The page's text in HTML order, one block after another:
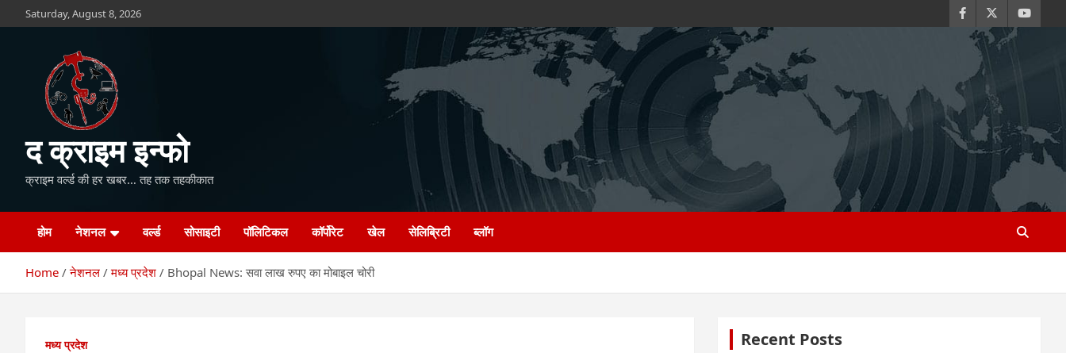
to
Saturday, August 8, 2026
द क्राइम इन्फो
क्राइम वर्ल्ड की हर खबर… तह तक तहकीकात
होम नेशनल वर्ल्ड सोसाइटी पॉलिटिकल कॉर्पोरेट खेल सेलिब्रिटी ब्लॉग
Home नेशनल मध्य प्रदेश Bhopal News: सवा लाख रुपए का मोबाइल चोरी
मध्य प्रदेश Recent Posts